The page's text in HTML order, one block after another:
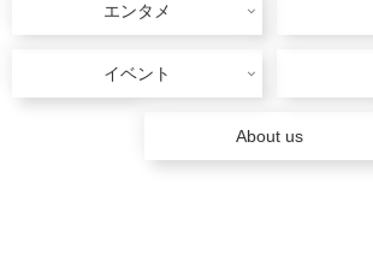
エンタメ
イベント
About us